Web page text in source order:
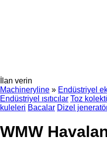
İlan verin
Machineryline » Endüstriyel
Endüstriyel ısıtıcılar Toz
kuleleri Bacalar Dizel
WMW